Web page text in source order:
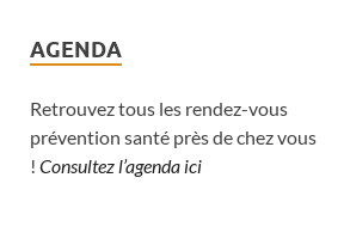
AGENDA
Retrouvez tous les rendez-vous
prévention santé près de chez vous
! Consultez l’agenda ici